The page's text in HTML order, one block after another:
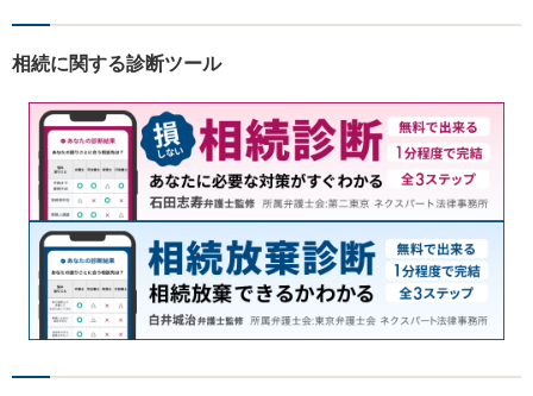
丁寧にお伺いいたします。
相続に関する診断ツール